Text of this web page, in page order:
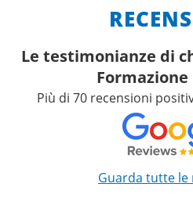
Le testimonianze di
Più di 70 recensioni
Guarda tutte le